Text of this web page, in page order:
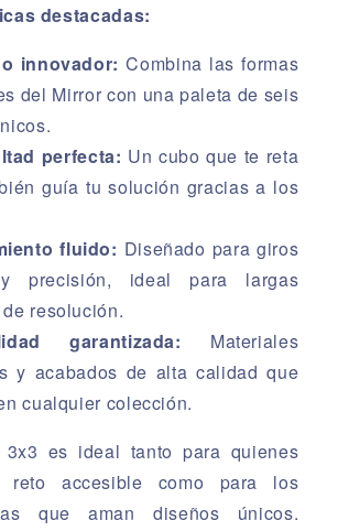
destacadas:
innovador: Combina las formas
del Mirror con una paleta de seis
perfecta: Un cubo que te reta
guía tu solución gracias a los
fluido: Diseñado para giros
precisión, ideal para largas
resolución.
garantizada: Materiales
y acabados de alta calidad que
cualquier colección.
3x3 es ideal tanto para quienes
reto accesible como para los
que aman diseños únicos.